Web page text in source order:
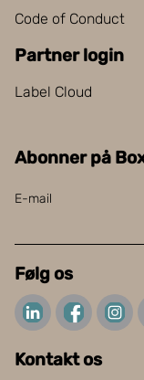
Code of Conduct
Partner login
Label Cloud
Abonner på
E-mail
Følg os
Kontakt os